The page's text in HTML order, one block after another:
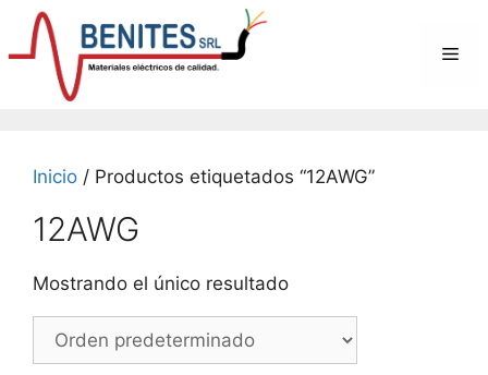
Saltar
contenido
Inicio / Productos etiquetados “12AWG”
12AWG
Mostrando el único resultado